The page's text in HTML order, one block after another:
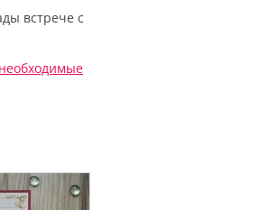
встрече с